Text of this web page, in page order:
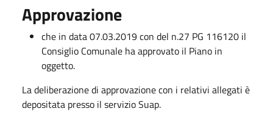
Approvazione
che in data 07.03.2019 con del n.27 PG 116120 il
Consiglio Comunale ha approvato il Piano in
oggetto.
La deliberazione di approvazione con i relativi allegati è
depositata presso il servizio Suap.